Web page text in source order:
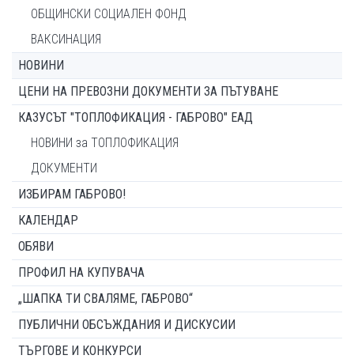
ОБЩИНСКИ СОЦИАЛЕН ФОНД
ВАКСИНАЦИЯ
НОВИНИ
ЦЕНИ НА ПРЕВОЗНИ ДОКУМЕНТИ ЗА ПЪТУВАНЕ
КАЗУСЪТ "ТОПЛОФИКАЦИЯ - ГАБРОВО" ЕАД
НОВИНИ за ТОПЛОФИКАЦИЯ
ДОКУМЕНТИ
ИЗБИРАМ ГАБРОВО!
КАЛЕНДАР
ОБЯВИ
ПРОФИЛ НА КУПУВАЧА
„ШАПКА ТИ СВАЛЯМЕ, ГАБРОВО“
ПУБЛИЧНИ ОБСЪЖДАНИЯ И ДИСКУСИИ
ТЪРГОВЕ И КОНКУРСИ